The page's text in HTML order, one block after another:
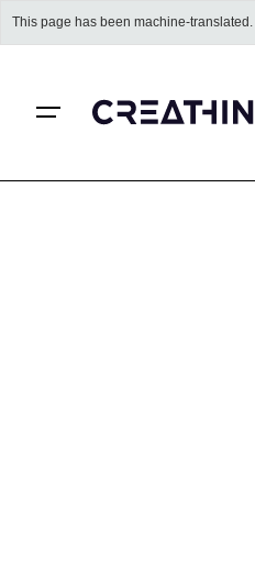
This page has been machine-translated.